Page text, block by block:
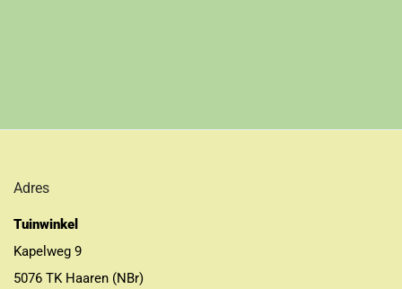
Adres
Tuinwinkel
Kapelweg 9
5076 TK Haaren (NBr)